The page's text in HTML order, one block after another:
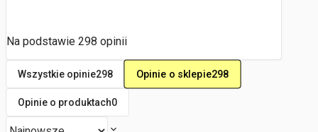
Na podstawie 298 opinii
Wszystkie opinie298 Opinie o sklepie298
Opinie o produktach0